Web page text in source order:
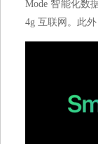
Mode 智能化数
4g 互联网。此外